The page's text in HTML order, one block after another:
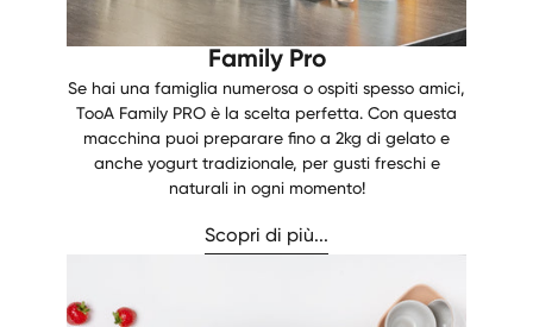
Family Pro
Se hai una famiglia numerosa o ospiti spesso amici,
TooA Family PRO è la scelta perfetta. Con questa
macchina puoi preparare fino a 2kg di gelato e
anche yogurt tradizionale, per gusti freschi e
naturali in ogni momento!
Scopri di più...